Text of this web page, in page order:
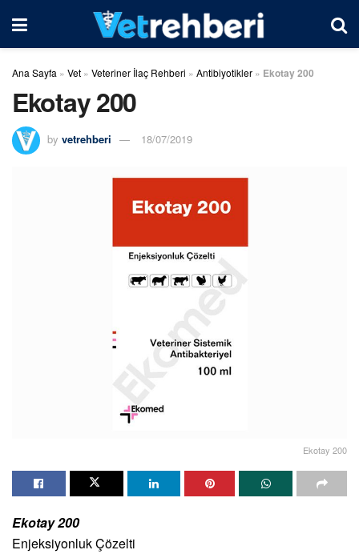
Ana Sayfa » Vet » Veteriner İlaç Rehberi » Antibiyotikler » Ekotay 200
Ekotay 200
by vetrehberi 18/07/2019
Ekotay 200
Ekotay 200
Enjeksiyonluk Çözelti